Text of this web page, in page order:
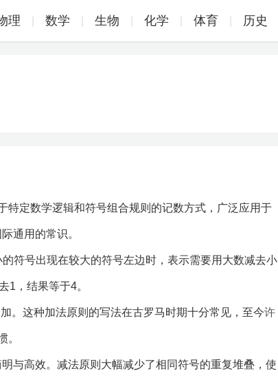
理 数学 生物 化学 体育 历史
特定数学逻辑和符号组合规则的记数方式，广泛应用于
通用的常识。
符号出现在较大的符号左边时，表示需要用大数减去小
1，结果等于4。
。这种加法原则的写法在古罗马时期十分常见，至今许
。
与高效。减法原则大幅减少了相同符号的重复堆叠，使